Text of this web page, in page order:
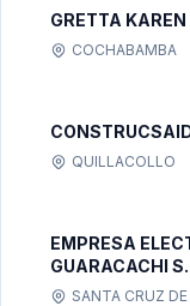
GRETTA
COCHABAMBA
QUILLACOLLO
EMPRESA
GUARACACHI
SANTA CRUZ